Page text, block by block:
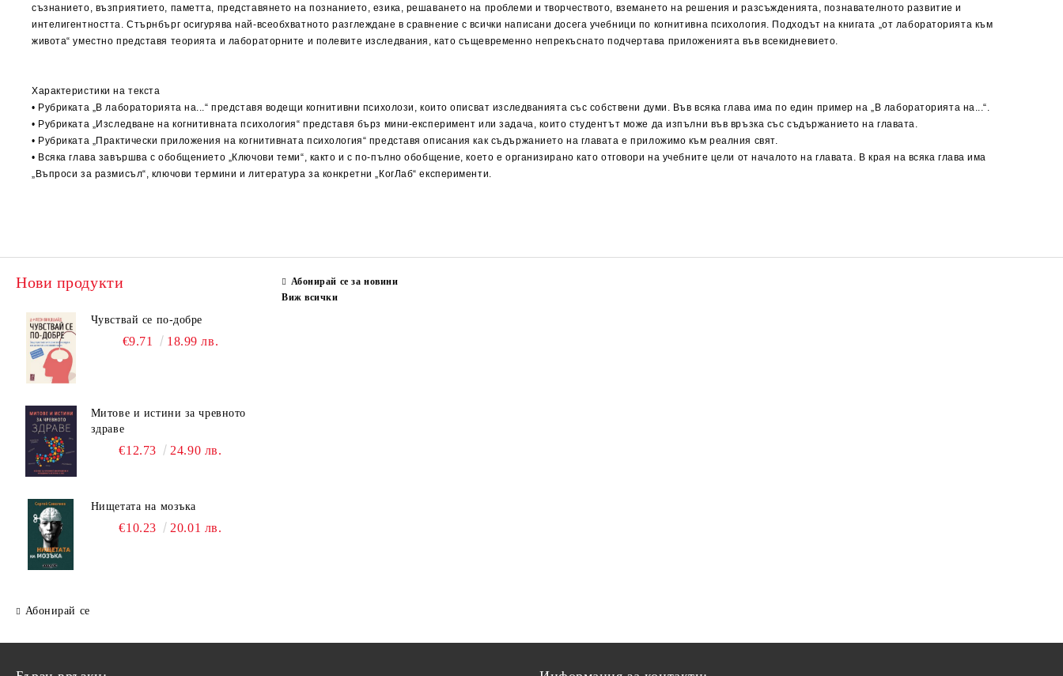
съзнанието, възприятието, паметта, представянето на познанието, езика, решаването на проблеми и творчеството, вземането на решения и разсъжденията, познавателното развитие и
интелигентността. Стърнбърг осигурява най-всеобхватното разглеждане в сравнение с всички написани досега учебници по когнитивна психология. Подходът на книгата „от лабораторията към
живота“ уместно представя теорията и лабораторните и полевите изследвания, като същевременно непрекъснато подчертава приложенията във всекидневието.
Характеристики на текста
• Рубриката „В лабораторията на...“ представя водещи когнитивни психолози, които описват изследванията със собствени думи. Във всяка глава има по един пример на „В лабораторията на...“.
• Рубриката „Изследване на когнитивната психология“ представя бърз мини-експеримент или задача, които студентът може да изпълни във връзка със съдържанието на главата.
• Рубриката „Практически приложения на когнитивната психология“ представя описания как съдържанието на главата е приложимо към реалния свят.
• Всяка глава завършва с обобщението „Ключови теми“, както и с по-пълно обобщение, което е организирано като отговори на учебните цели от началото на главата. В края на всяка глава има
„Въпроси за размисъл“, ключови термини и литература за конкретни „КогЛаб“ експерименти.
Нови продукти
Чувствай се по-добре
€9.71 18.99 лв.
Митове и истини за чревното
здраве
€12.73 24.90 лв.
Нищетата на мозъка
€10.23 20.01 лв.
Абонирай се
Абонирай се за новини
Виж всички